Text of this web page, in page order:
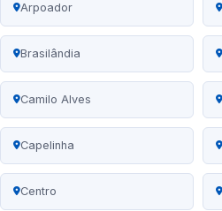
Arpoador
Brasilândia
Camilo Alves
Capelinha
Centro